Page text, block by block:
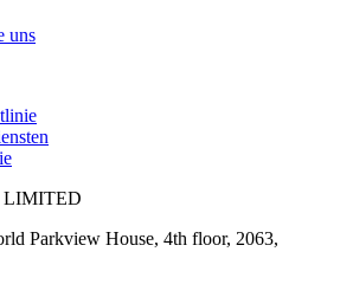
uns
Parkview House, 4th floor, 2063,